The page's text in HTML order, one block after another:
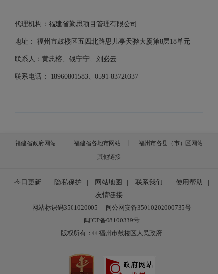
代理机构：福建省勤思项目管理有限公司
地址： 福州市鼓楼区五四北路思儿亭天骅大厦第8层18单元
联系人：黄忠榕、钱宁宁、刘必云
联系电话： 18960801583、0591-83720337
福建省政府网站 福建省各地市网站
福州市各县（市）区网站
其他链接
今日更新 隐私保护 网站地图 联系我们 使用帮助
友情链接
网站标识码3501020005
闽公网安备35010202000735号
闽ICP备08100339号
版权所有：© 福州市鼓楼区人民政府